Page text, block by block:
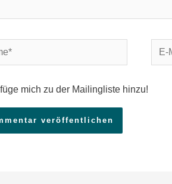
E-
Mail-
mich zu der Mailingliste hinzu!